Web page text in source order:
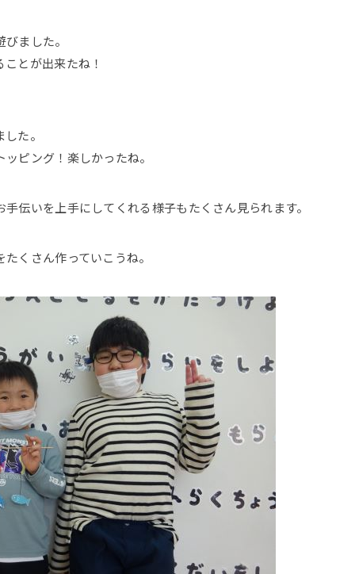
ました。
とが出来たね！
た。
ピング！楽しかったね。
伝いを上手にしてくれる様子もたくさん見られます。
くさん作っていこうね。